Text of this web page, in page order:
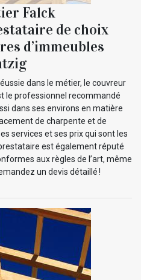
Falck
de choix
d’immeubles
dans le métier, le couvreur
le professionnel recommandé
dans ses environs en matière
de charpente et de
services et ses prix qui sont les
est également réputé
aux règles de l’art, même
un devis détaillé !